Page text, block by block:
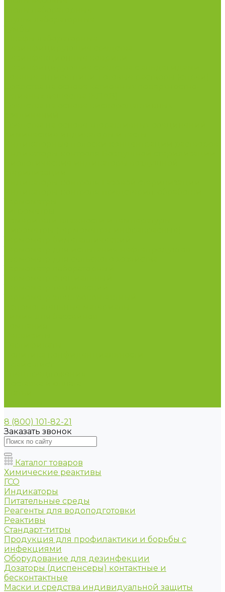
8 (800) 101-82-21
Заказать звонок
Каталог товаров
Химические реактивы
ГСО
Индикаторы
Питательные среды
Реагенты для водоподготовки
Реактивы
Стандарт-титры
Продукция для профилактики и борьбы с
инфекциями
Оборудование для дезинфекции
Дозаторы (диспенсеры) контактные и
бесконтактные
Маски и средства индивидуальной защиты